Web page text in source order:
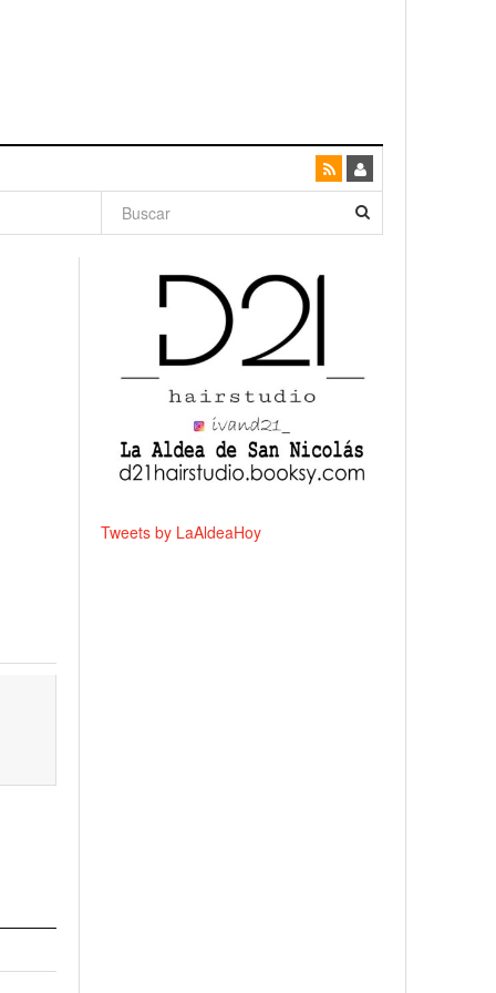
Tweets by LaAldeaHoy